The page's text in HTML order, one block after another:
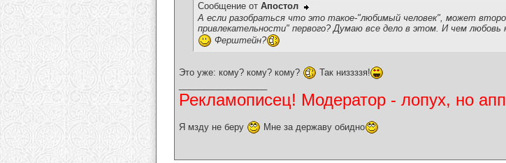
Сообщение от Апостол
А если разобраться что это такое-"любимый человек", может
привлекательности" первого? Думаю все дело в этом. И чем
Ферштейн?
Это уже: кому? кому? кому?
Так низзззя!
Рекламописец! Модератор - лопух, но
Я мзду не беру Мне за державу обидно